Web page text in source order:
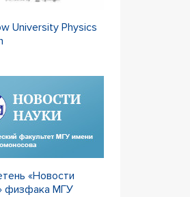
University Physics
«Новости
физфака МГУ